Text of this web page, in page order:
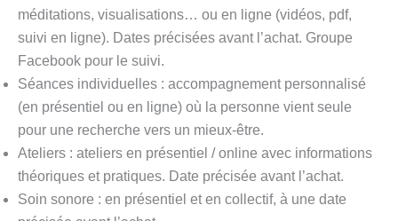
méditations, visualisations… ou en ligne (vidéos, pdf,
suivi en ligne). Dates précisées avant l’achat. Groupe
Facebook pour le suivi.
Séances individuelles : accompagnement personnalisé
(en présentiel ou en ligne) où la personne vient seule
pour une recherche vers un mieux-être.
Ateliers : ateliers en présentiel / online avec informations
théoriques et pratiques. Date précisée avant l’achat.
Soin sonore : en présentiel et en collectif, à une date